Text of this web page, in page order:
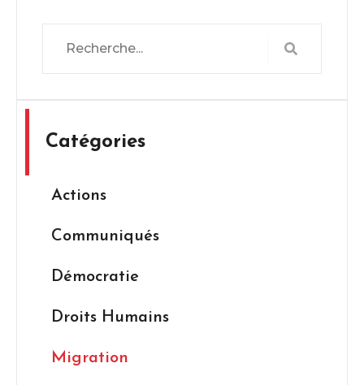
Catégories
Actions
Communiqués
Démocratie
Droits Humains
Migration